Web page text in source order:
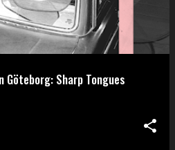
Sharp Tongues